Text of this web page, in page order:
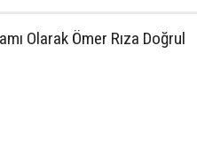
Olarak Ömer Rıza Doğrul